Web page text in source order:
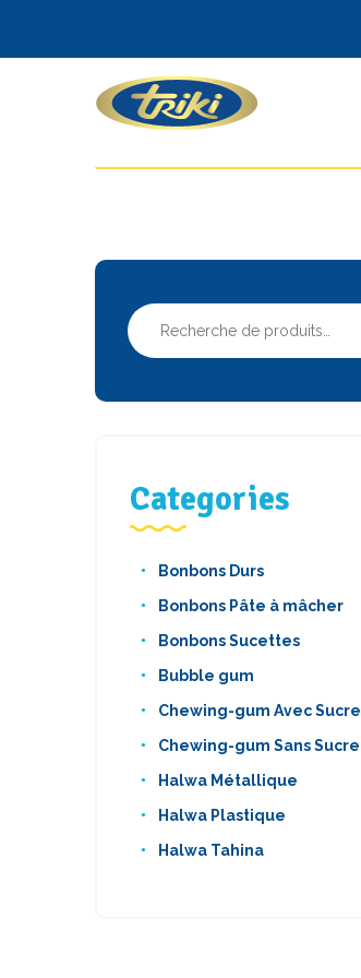
Recherche
pour :
Categories
Bonbons Durs
Bonbons Pâte à mâcher
Bonbons Sucettes
Bubble gum
Chewing-gum Avec Sucre
Chewing-gum Sans Sucre
Halwa Métallique
Halwa Plastique
Halwa Tahina